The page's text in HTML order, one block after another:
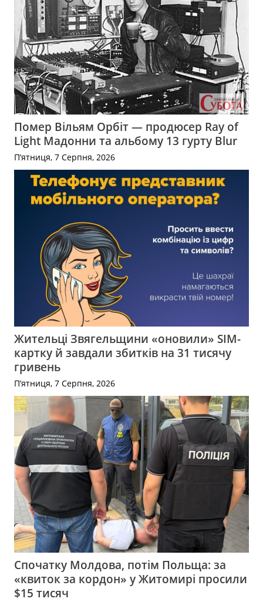
Помер Вільям Орбіт — продюсер Ray of
Light Мадонни та альбому 13 гурту Blur
П’ятниця, 7 Серпня, 2026
Жительці Звягельщини «оновили» SIM-
картку й завдали збитків на 31 тисячу
гривень
П’ятниця, 7 Серпня, 2026
Спочатку Молдова, потім Польща: за
«квиток за кордон» у Житомирі просили
$15 тисяч